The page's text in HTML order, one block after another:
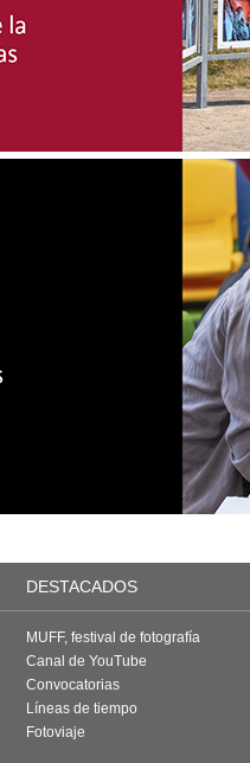
DESTACADOS
MUFF, festival de fotografía
Canal de YouTube
Convocatorias
Líneas de tiempo
Fotoviaje